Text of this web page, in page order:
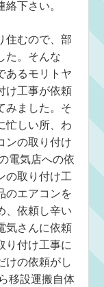
下さい。
住むので、部
た。そんな
あるモリトヤ
け工事が依頼
みました。そ
忙しい所、わ
ンの取り付け
電気店への依
の取り付け工
のエアコンを
、依頼し辛い
気さんに依頼
り付け工事に
けの依頼がし
移設運搬自体